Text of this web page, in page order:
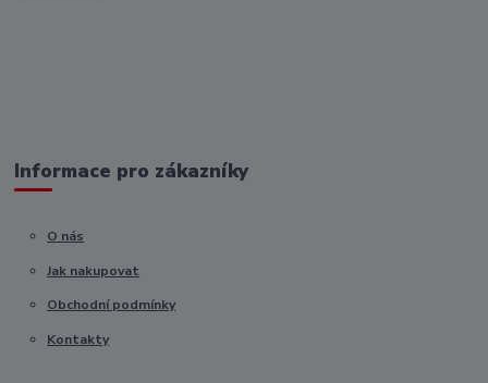
Informace pro zákazníky
O nás
Jak nakupovat
Obchodní podmínky
Kontakty